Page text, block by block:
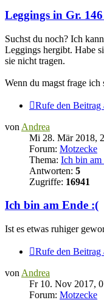
Leggings in Gr.
Suchst du noch? Ich
Leggings hergibt. Habe
sie nicht tragen.
Wenn du magst frage ich
Rufe den Beitrag
von Andrea
Mi 28. Mär 2018,
Forum: Motzecke
Thema: Ich bin am
Antworten: 5
Zugriffe: 16941
Ich bin am Ende :(
Ist es etwas ruhiger
Rufe den Beitrag
von Andrea
Fr 10. Nov 2017,
Forum: Motzecke